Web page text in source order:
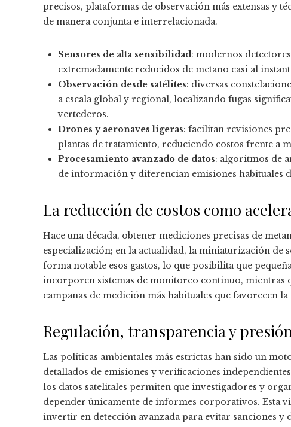
precisos, plataformas de observación más extensas y
de manera conjunta e interrelacionada.
Sensores de alta sensibilidad: modernos
extremadamente reducidos de metano casi al
Observación desde satélites: diversas
a escala global y regional, localizando fugas
vertederos.
Drones y aeronaves ligeras: facilitan revisiones
plantas de tratamiento, reduciendo costos frente a
Procesamiento avanzado de datos: algoritmos de
de información y diferencian emisiones habituales
La reducción de costos como
Hace una década, obtener mediciones precisas de
especialización; en la actualidad, la miniaturización de
forma notable esos gastos, lo que posibilita que
incorporen sistemas de monitoreo continuo, mientras
campañas de medición más habituales que favorecen
Regulación, transparencia y
Las políticas ambientales más estrictas han sido un
detallados de emisiones y verificaciones
los datos satelitales permiten que investigadores y
depender únicamente de informes corporativos. Esta
invertir en detección avanzada para evitar sanciones y